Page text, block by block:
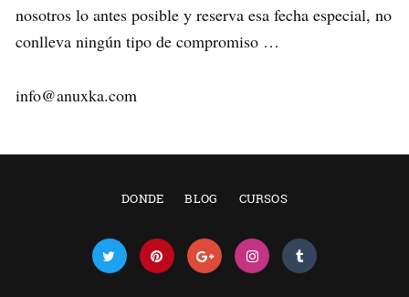
nosotros lo antes posible y reserva esa fecha especial, no
conlleva ningún tipo de compromiso …
info@anuxka.com
DONDE BLOG CURSOS